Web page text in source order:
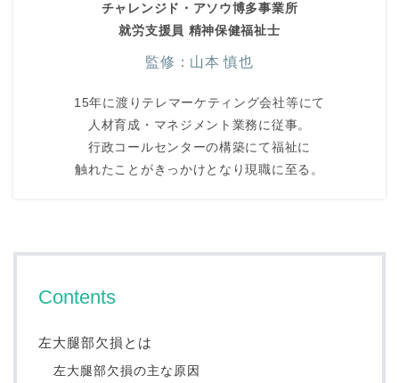
チャレンジド・アソウ博多事業所
就労支援員 精神保健福祉士
監修：山本 慎也
15年に渡りテレマーケティング会社等にて
人材育成・マネジメント業務に従事。
行政コールセンターの構築にて福祉に
触れたことがきっかけとなり現職に至る。
Contents
左大腿部欠損とは
左大腿部欠損の主な原因